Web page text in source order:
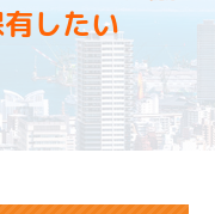
したい